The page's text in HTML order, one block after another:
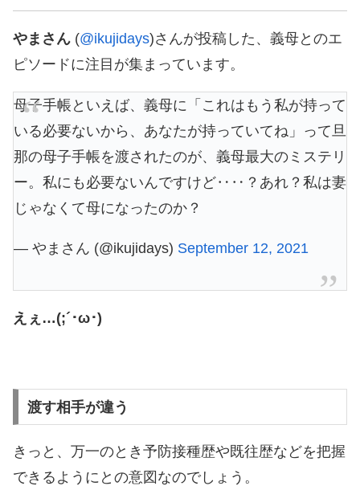
やまさん (@ikujidays)さんが投稿した、義母とのエ
ピソードに注目が集まっています。
母子手帳といえば、義母に「これはもう私が持って
いる必要ないから、あなたが持っていてね」って旦
那の母子手帳を渡されたのが、義母最大のミステリ
ー。私にも必要ないんですけど‥‥？あれ？私は妻
じゃなくて母になったのか？
— やまさん (@ikujidays) September 12, 2021
えぇ…(;´･ω･)
渡す相手が違う
きっと、万一のとき予防接種歴や既往歴などを把握
できるようにとの意図なのでしょう。